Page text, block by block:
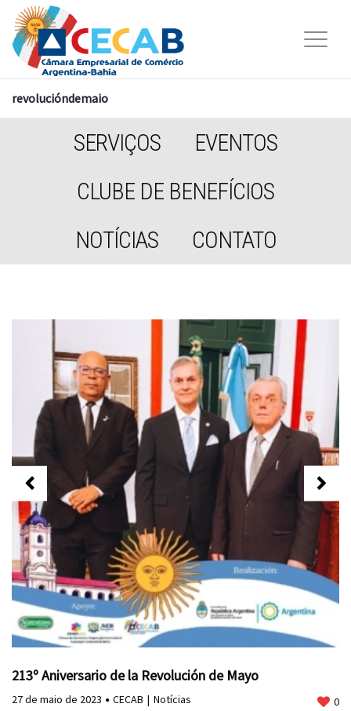
revolucióndemaio
SERVIÇOS
EVENTOS
CLUBE DE BENEFÍCIOS
NOTÍCIAS
CONTATO
213º Aniversario de la Revolución de Mayo
27 de maio de 2023 CECAB Notícias 0